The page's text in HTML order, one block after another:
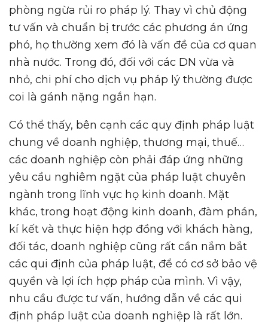
phòng ngừa rủi ro pháp lý. Thay vì chủ động
tư vấn và chuẩn bị trước các phương án ứng
phó, họ thường xem đó là vấn đề của cơ quan
nhà nước. Trong đó, đối với các DN vừa và
nhỏ, chi phí cho dịch vụ pháp lý thường được
coi là gánh nặng ngắn hạn.
Có thể thấy, bên cạnh các quy định pháp luật
chung về doanh nghiệp, thương mại, thuế…
các doanh nghiệp còn phải đáp ứng những
yêu cầu nghiêm ngặt của pháp luật chuyên
ngành trong lĩnh vực họ kinh doanh. Mặt
khác, trong hoạt động kinh doanh, đàm phán,
kí kết và thực hiện hợp đồng với khách hàng,
đối tác, doanh nghiệp cũng rất cần nắm bắt
các qui định của pháp luật, để có cơ sở bảo vệ
quyền và lợi ích hợp pháp của mình. Vì vậy,
nhu cầu được tư vấn, hướng dẫn về các qui
định pháp luật của doanh nghiệp là rất lớn.